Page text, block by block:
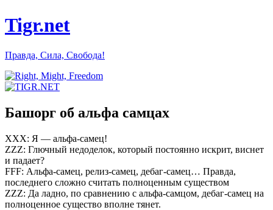
Tigr.net
Правда, Сила, Свобода!
Башорг об альфа самцах
ХХХ: Я — альфа-самец!
ZZZ: Глючный недоделок, который постоянно искрит, виснет
и падает?
FFF: Альфа-самец, релиз-самец, дебаг-самец… Правда,
последнего сложно считать полноценным существом
ZZZ: Да ладно, по сравнению с альфа-самцом, дебаг-самец на
полноценное существо вполне тянет.